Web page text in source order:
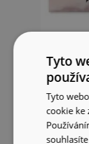
nebe
Tyto
Tyto
cookie ke